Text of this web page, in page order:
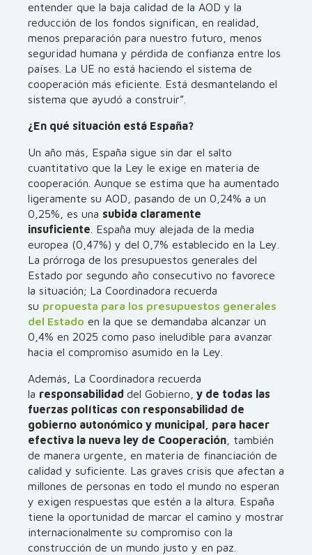
entender que la baja calidad de la AOD y la
reducción de los fondos significan, en realidad,
menos preparación para nuestro futuro, menos
seguridad humana y pérdida de confianza entre los
países. La UE no está haciendo el sistema de
cooperación más eficiente. Está desmantelando el
sistema que ayudó a construir”.
¿En qué situación está España?
Un año más, España sigue sin dar el salto
cuantitativo que la Ley le exige en materia de
cooperación. Aunque se estima que ha aumentado
ligeramente su AOD, pasando de un 0,24% a un
0,25%, es una subida claramente
insuficiente . España muy alejada de la media
europea (0,47%) y del 0,7% establecido en la Ley.
La prórroga de los presupuestos generales del
Estado por segundo año consecutivo no favorece
la situación; La Coordinadora recuerda
su propuesta para los presupuestos generales
del Estado en la que se demandaba alcanzar un
0,4% en 2025 como paso ineludible para avanzar
hacia el compromiso asumido en la Ley.
Además, La Coordinadora recuerda
la responsabilidad del Gobierno, y de todas las
fuerzas políticas con responsabilidad de
gobierno autonómico y municipal, para hacer
efectiva la nueva ley de Cooperación , también
de manera urgente, en materia de financiación de
calidad y suficiente. Las graves crisis que afectan a
millones de personas en todo el mundo no esperan
y exigen respuestas que estén a la altura. España
tiene la oportunidad de marcar el camino y mostrar
internacionalmente su compromiso con la
construcción de un mundo justo y en paz.